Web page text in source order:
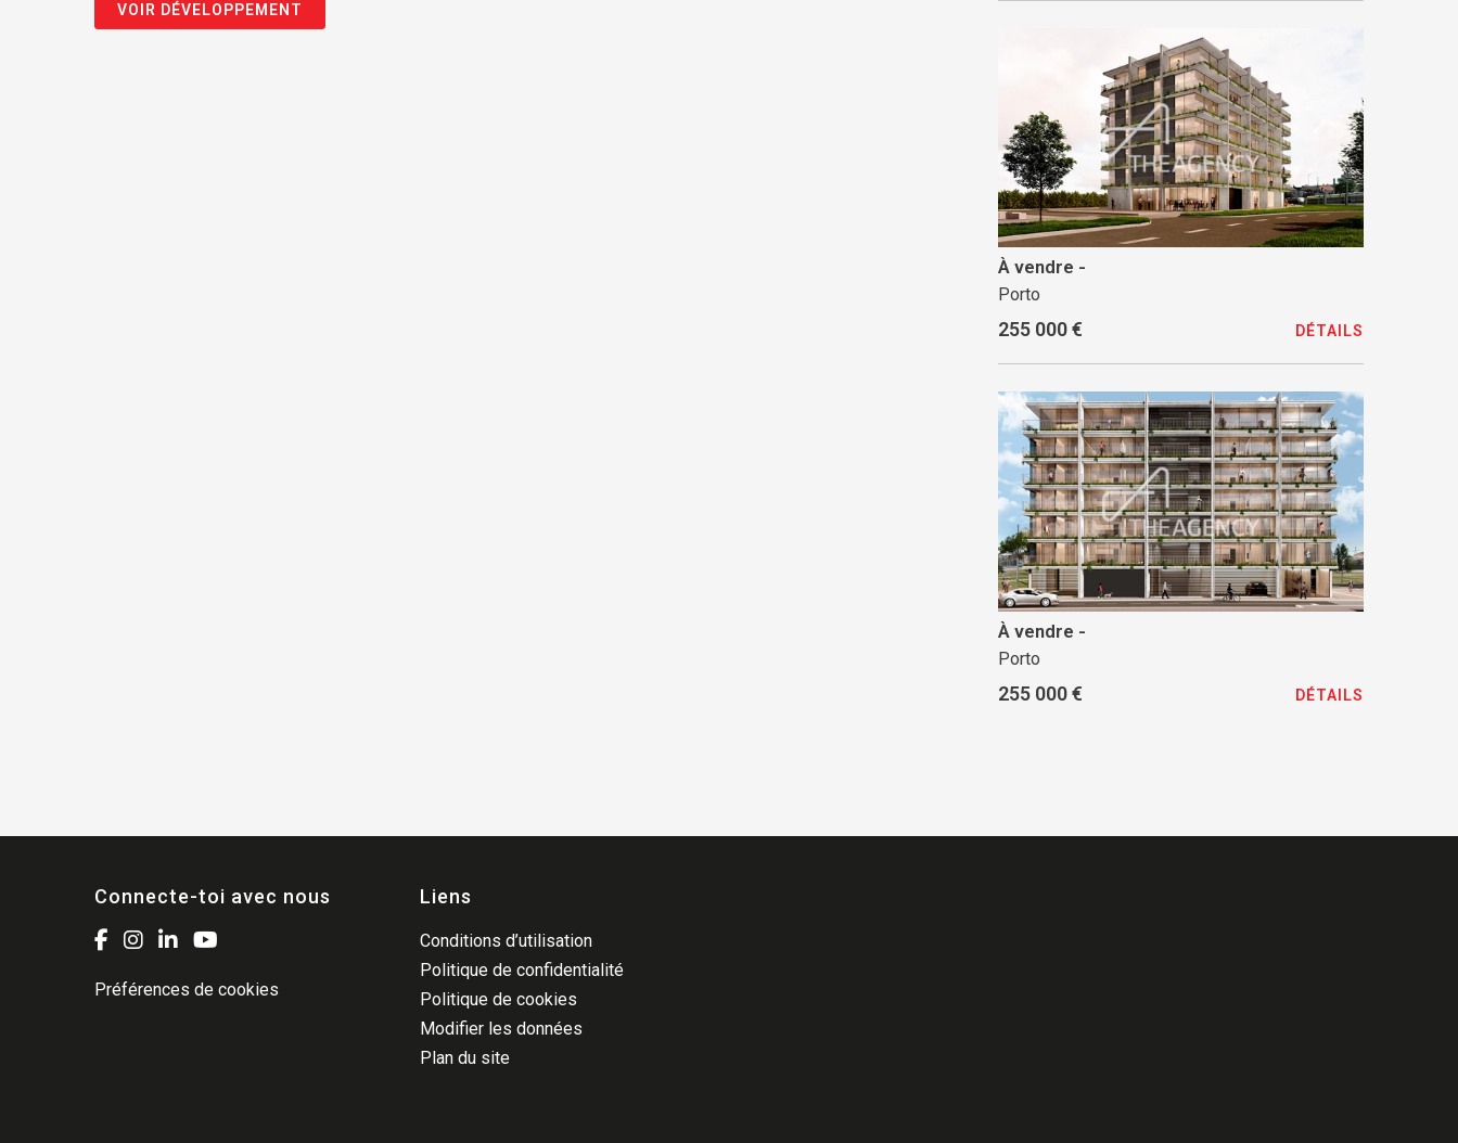
VOIR DÉVELOPPEMENT
À vendre -
Porto
255 000 € DÉTAILS
À vendre -
Porto
255 000 € DÉTAILS
Connecte-toi avec nous
Préférences de cookies
Liens
Conditions d’utilisation
Politique de confidentialité
Politique de cookies
Modifier les données
Plan du site